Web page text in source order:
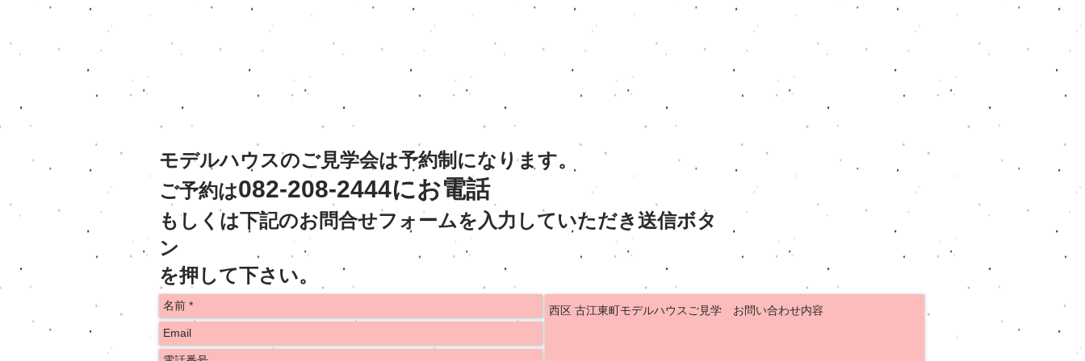
モデルハウスのご見学会は予約制になります。
ご予約は082-208-2444にお電話
もしくは下記のお問合せフォームを入力していただき送信ボタ
ン
を押して下さい。